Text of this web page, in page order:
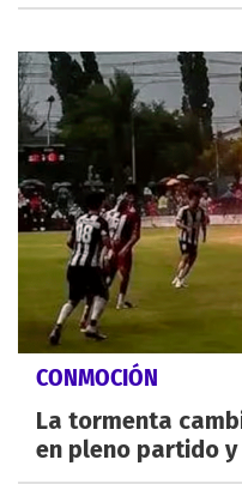
CONMOCIÓN
La tormenta
en pleno partido